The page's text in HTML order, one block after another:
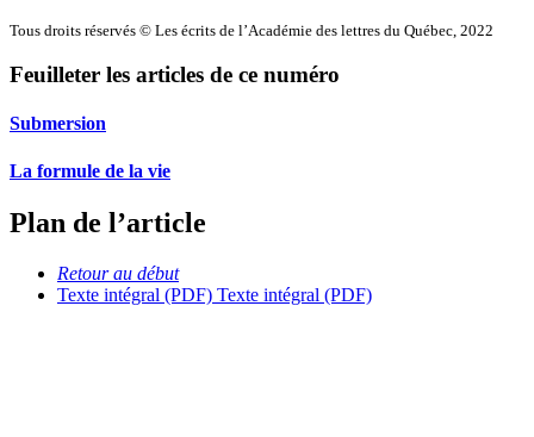
Tous droits réservés © Les écrits de l’Académie des lettres du Québec, 2022
Feuilleter les articles de ce numéro
Submersion
La formule de la vie
Plan de l’article
Retour au début
Texte intégral (PDF) Texte intégral (PDF)